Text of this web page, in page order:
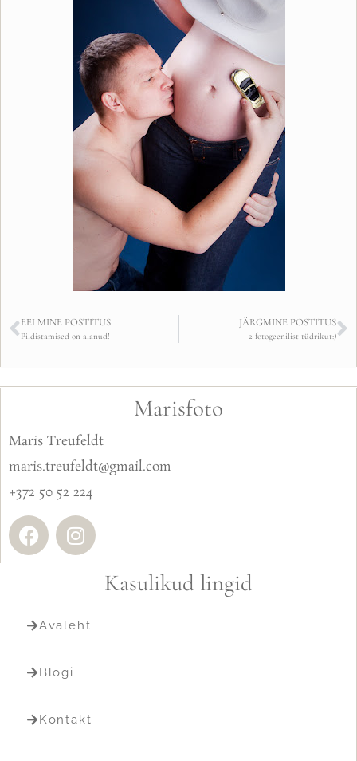
EELMINE POSTITUS
Pildistamised on alanud!
JÄRGMINE POSTITUS
2 fotogeenilist tüdrikut:)
Marisfoto
Maris Treufeldt
maris.treufeldt@gmail.com
+372 50 52 224
Kasulikud lingid
Avaleht
Blogi
Kontakt